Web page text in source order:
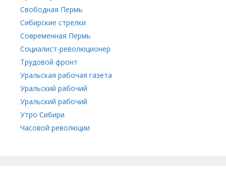
Свободная Пермь
Сибирские стрелки
Современная Пермь
Социалист-революционер
Трудовой фронт
Уральская рабочая газета
Уральский рабочий
Уральский рабочий
Утро Сибири
Часовой революции